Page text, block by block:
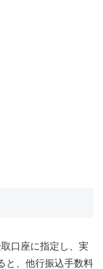
口座に指定し、実
と、他行振込手数料